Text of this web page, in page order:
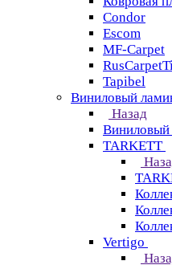
Condor
Escom
MF-Carpet
Tapibel
Виниловый
Назад
Виниловый
TARKETT
Vertigo